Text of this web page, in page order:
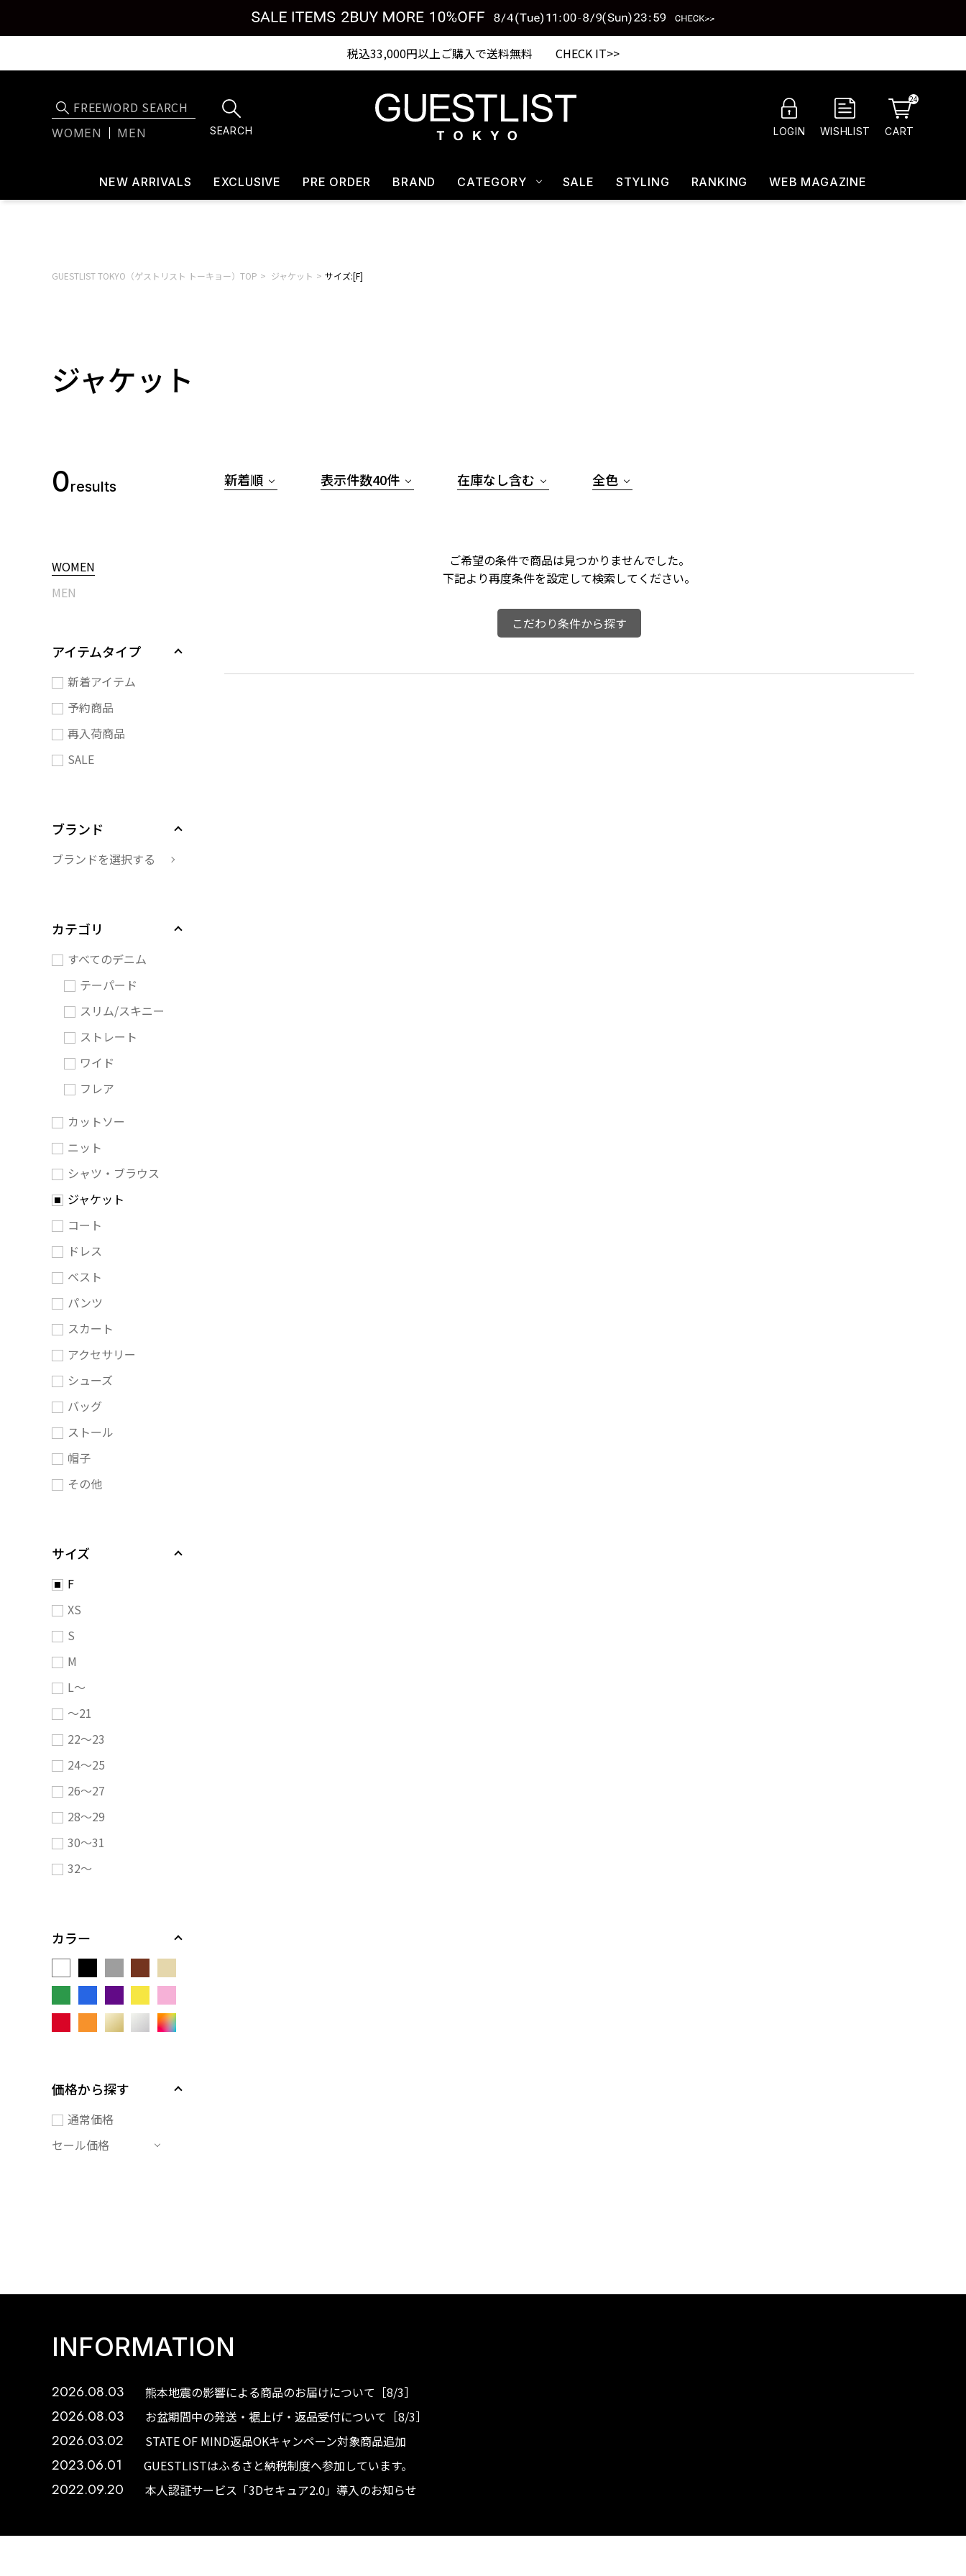
税込33,000円以上ご購入で送料無料 CHECK IT>>
WOMEN MEN SEARCH LOGIN WISHLIST CART
24
NEW ARRIVALS EXCLUSIVE PRE ORDER BRAND CATEGORY SALE STYLING RANKING WEB MAGAZINE
GUESTLIST TOKYO（ゲストリスト トーキョー）TOP ジャケット サイズ:[F]
ジャケット
0results
WOMEN
MEN
アイテムタイプ
新着アイテム
予約商品
再入荷商品
SALE
ブランド
ブランドを選択する
カテゴリ
すべてのデニム
テーパード
スリム/スキニー
ストレート
ワイド
フレア
カットソー
ニット
シャツ・ブラウス
ジャケット
コート
ドレス
ベスト
パンツ
スカート
アクセサリー
シューズ
バッグ
ストール
帽子
その他
サイズ
F
XS
S
M
L～
～21
22～23
24～25
26～27
28～29
30～31
32～
カラー
価格から探す
通常価格
セール価格
新着順 表示件数40件 在庫なし含む 全色
ご希望の条件で商品は見つかりませんでした。
下記より再度条件を設定して検索してください。
こだわり条件から探す
INFORMATION
2026.08.03 熊本地震の影響による商品のお届けについて［8/3］
2026.08.03 お盆期間中の発送・裾上げ・返品受付について［8/3］
2026.03.02 STATE OF MIND返品OKキャンペーン対象商品追加
2023.06.01 GUESTLISTはふるさと納税制度へ参加しています。
2022.09.20 本人認証サービス「3Dセキュア2.0」導入のお知らせ